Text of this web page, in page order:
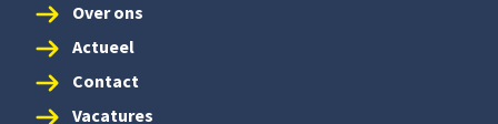
Over ons
Actueel
Contact
Vacatures